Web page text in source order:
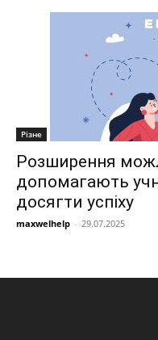
Різне
Розширення
допомагають
досягти успіху
maxwelhelp - 29.07.2025